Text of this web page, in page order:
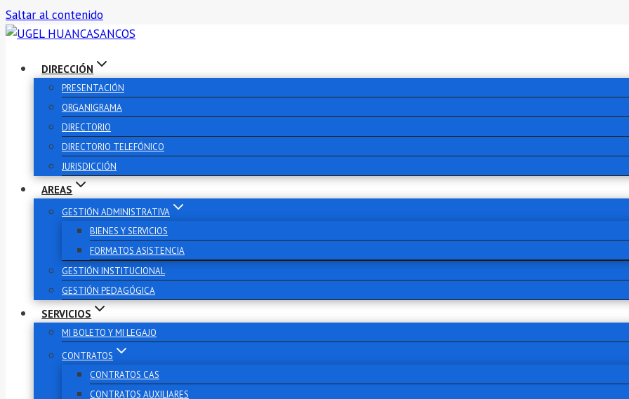
Saltar al contenido
DIRECCIÓN
PRESENTACIÓN
ORGANIGRAMA
DIRECTORIO
DIRECTORIO TELEFÓNICO
JURISDICCIÓN
AREAS
GESTIÓN ADMINISTRATIVA
BIENES Y SERVICIOS
FORMATOS ASISTENCIA
GESTIÓN INSTITUCIONAL
GESTIÓN PEDAGÓGICA
SERVICIOS
MI BOLETO Y MI LEGAJO
CONTRATOS
CONTRATOS CAS
CONTRATOS AUXILIARES